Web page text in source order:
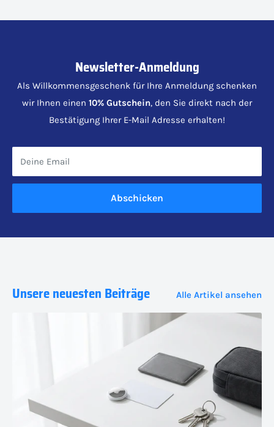
Newsletter-Anmeldung
Als Willkommensgeschenk für Ihre Anmeldung schenken
wir Ihnen einen 10% Gutschein, den Sie direkt nach der
Bestätigung Ihrer E-Mail Adresse erhalten!
Deine Email
Abschicken
Unsere neuesten Beiträge Alle Artikel ansehen